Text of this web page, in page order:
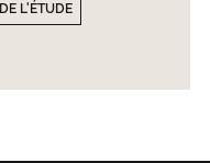
L'ÉTUDE